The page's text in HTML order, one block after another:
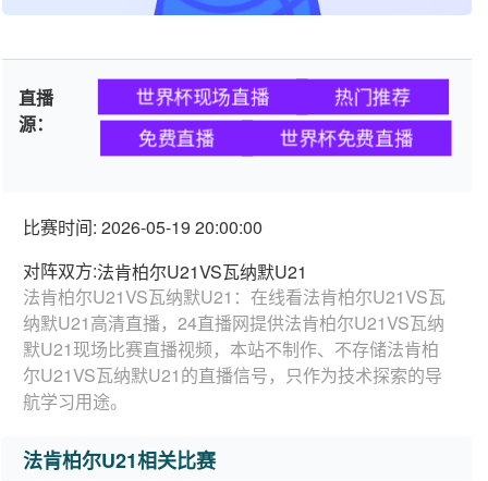
直播
源：
世界杯现场直播
热门推荐
免费直播
世界杯免费直播
比赛时间: 2026-05-19 20:00:00
对阵双方:法肯柏尔U21VS瓦纳默U21
法肯柏尔U21VS瓦纳默U21：在线看法肯柏尔U21VS瓦
纳默U21高清直播，24直播网提供法肯柏尔U21VS瓦纳
默U21现场比赛直播视频，本站不制作、不存储法肯柏
尔U21VS瓦纳默U21的直播信号，只作为技术探索的导
航学习用途。
法肯柏尔U21相关比赛